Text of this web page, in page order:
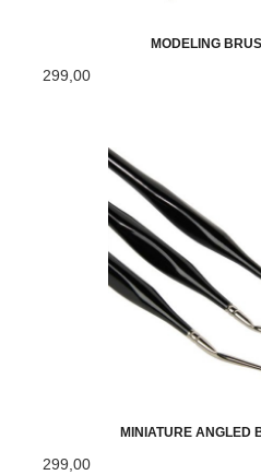
MODELING
299,00
MINIATURE ANGLED
299,00